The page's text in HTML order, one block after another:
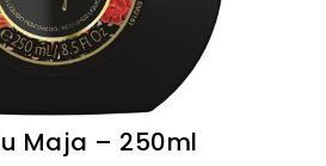
Maja – 250ml